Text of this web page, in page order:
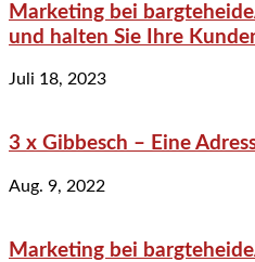
Marketing bei
und halten Sie Ihre
Juli 18, 2023
3 x Gibbesch – Eine
Aug. 9, 2022
Marketing bei